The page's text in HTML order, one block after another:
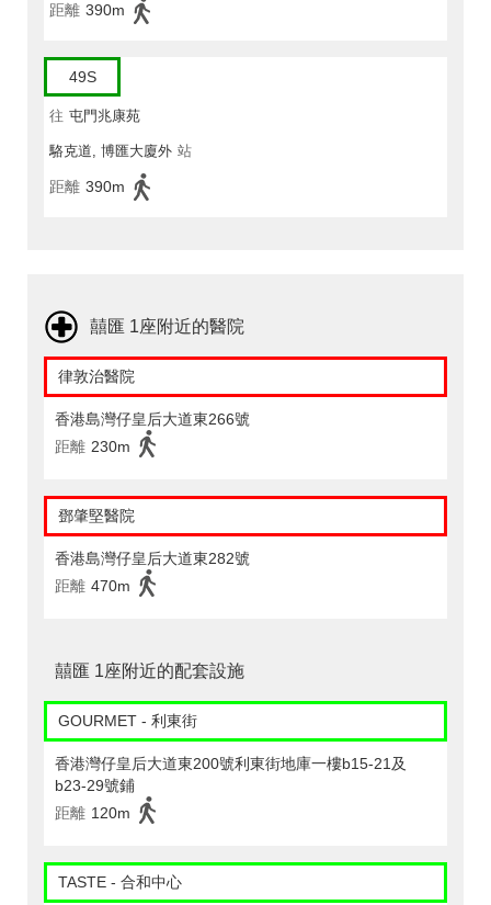
距離 390m
49S
往 屯門兆康苑
駱克道, 博匯大廈外 站
距離 390m
囍匯 1座附近的醫院
律敦治醫院
香港島灣仔皇后大道東266號
距離 230m
鄧肇堅醫院
香港島灣仔皇后大道東282號
距離 470m
囍匯 1座附近的配套設施
GOURMET - 利東街
香港灣仔皇后大道東200號利東街地庫一樓b15-21及
b23-29號鋪
距離 120m
TASTE - 合和中心